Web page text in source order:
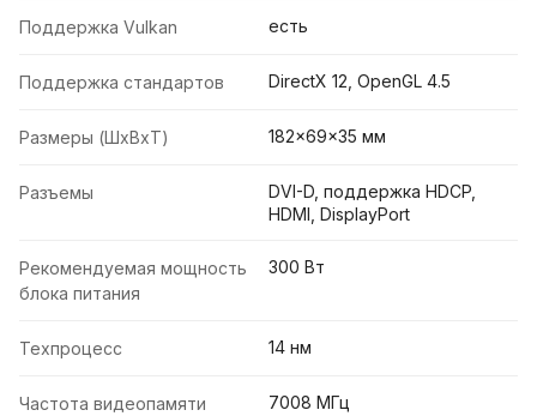
Поддержка Vulkan есть
Поддержка стандартов DirectX 12, OpenGL 4.5
Размеры (ШxВxТ) 182x69x35 мм
Разъемы
DVI-D, поддержка HDCP,
HDMI, DisplayPort
Рекомендуемая мощность
блока питания
300 Вт
Техпроцесс 14 нм
Частота видеопамяти 7008 МГц